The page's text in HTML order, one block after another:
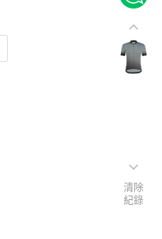
清除
紀錄